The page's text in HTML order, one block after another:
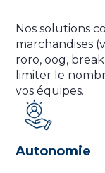
Nos solutions
marchandises
roro, oog,
limiter le
vos équipes.
Autonomie